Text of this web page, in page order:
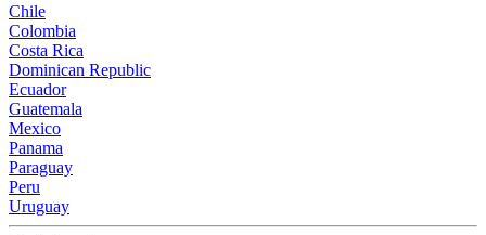
Chile
Colombia
Costa Rica
Dominican Republic
Ecuador
Guatemala
Mexico
Panama
Paraguay
Peru
Uruguay